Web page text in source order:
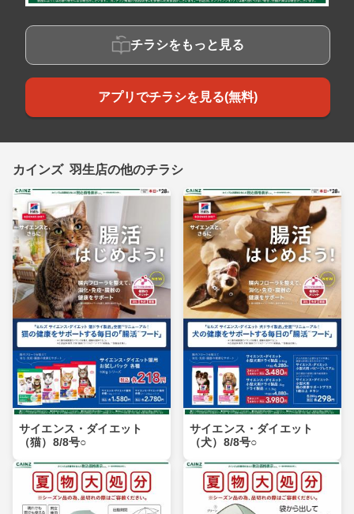
チラシをもっと見る
アプリでチラシを見る(無料)
カインズ 羽生店の他のチラシ
サイエンス・ダイエット
（猫）8/8号○
サイエンス・ダイエット
（犬）8/8号○